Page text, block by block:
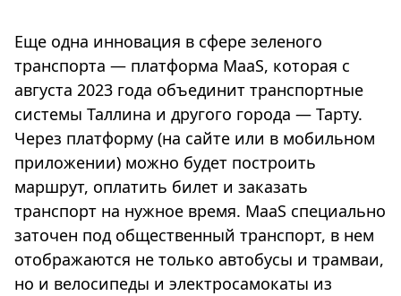
Еще одна инновация в сфере зеленого
транспорта — платформа MaaS, которая с
августа 2023 года объединит транспортные
системы Таллина и другого города — Тарту.
Через платформу (на сайте или в мобильном
приложении) можно будет построить
маршрут, оплатить билет и заказать
транспорт на нужное время. MaaS специально
заточен под общественный транспорт, в нем
отображаются не только автобусы и трамваи,
но и велосипеды и электросамокаты из